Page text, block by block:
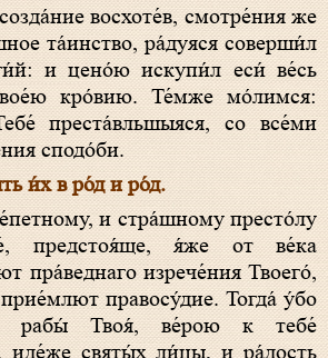
та́инство, ра́дуяся соверши́л
и цено́ю искупи́л еси́ ве́сь
кро́вию. Те́мже мо́лимся:
преста́вльшыяся, со все́ми
сподо́би.
и́х в ро́д и ро́д.
предстоя́ще, я́же от ве́ка
пра́веднаго изрече́ния Твоего́,
правосу́дие. Тогда́ у́бо
рабы́ Твоя́, ве́рою к тебе́
иде́же святы́х ли́цы, и ра́дость